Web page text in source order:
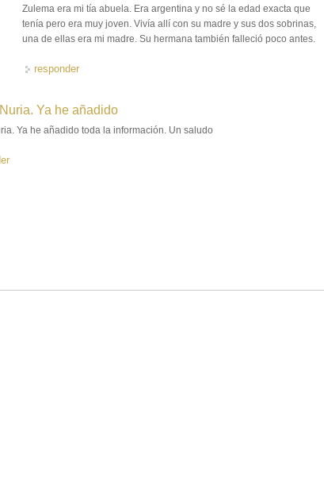
Zulema era mi tía abuela. Era argentina y no sé la edad exacta que
tenía pero era muy joven. Vivía allí con su madre y sus dos sobrinas,
una de ellas era mi madre. Su hermana también falleció poco antes.
responder
Ya he añadido
Ya he añadido toda la información. Un saludo